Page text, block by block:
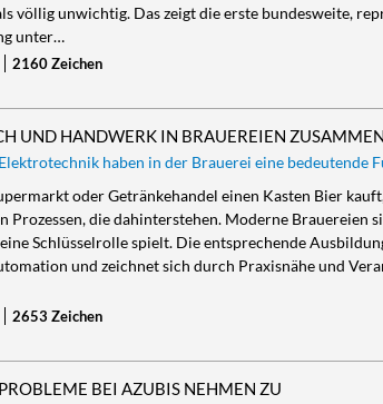
völlig unwichtig. Das zeigt die erste bundesweite,
unter…
2160 Zeichen
UND HANDWERK IN BRAUEREIEN
haben in der Brauerei eine bedeutende
oder Getränkehandel einen Kasten Bier
Prozessen, die dahinterstehen. Moderne Brauereien
Schlüsselrolle spielt. Die entsprechende
und zeichnet sich durch Praxisnähe und
2653 Zeichen
BEI AZUBIS NEHMEN ZU